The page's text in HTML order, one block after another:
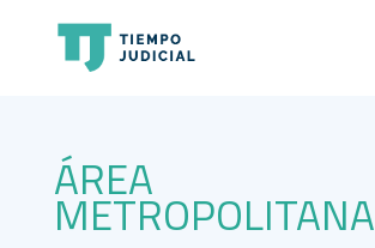
ÁREA
METROPOLITANA